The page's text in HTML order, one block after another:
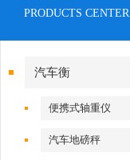
PRODUCTS CENTER
汽车衡
便携式轴重仪
汽车地磅秤